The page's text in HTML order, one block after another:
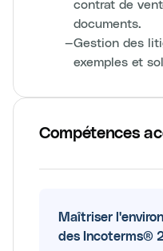
contrat de
documents.
—Gestion des
exemples et
Compétences
Maîtriser
des Incoterms®